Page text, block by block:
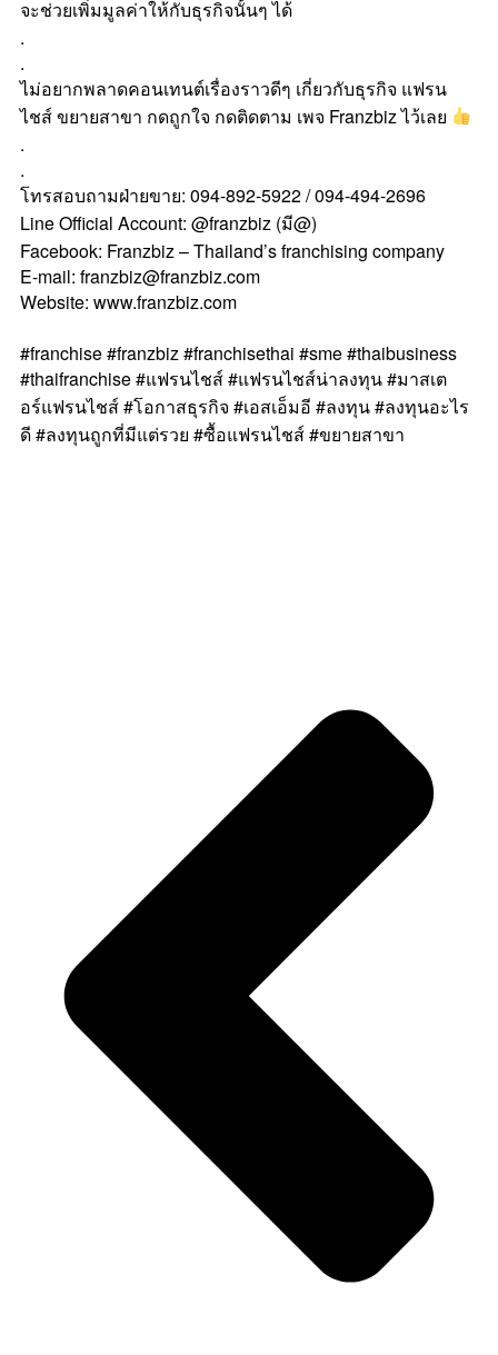
จะช่วยเพิ่มมูลค่าให้กับธุรกิจนั้นๆ ได้
.
.
ไม่อยากพลาดคอนเทนต์เรื่องราวดีๆ เกี่ยวกับธุรกิจ แฟรน
ไชส์ ขยายสาขา กดถูกใจ กดติดตาม เพจ Franzbiz ไว้เลย
.
.
โทรสอบถามฝ่ายขาย: 094-892-5922 / 094-494-2696
Line Official Account: @franzbiz (มี@)
Facebook: Franzbiz – Thailand’s franchising company
E-mail: franzbiz@franzbiz.com
Website: www.franzbiz.com
#franchise #franzbiz #franchisethai #sme #thaibusiness
#thaifranchise #แฟรนไชส์ #แฟรนไชส์น่าลงทุน #มาสเต
อร์แฟรนไชส์ #โอกาสธุรกิจ #เอสเอ็มอี #ลงทุน #ลงทุนอะไร
ดี #ลงทุนถูกที่มีแต่รวย #ซื้อแฟรนไชส์ #ขยายสาขา